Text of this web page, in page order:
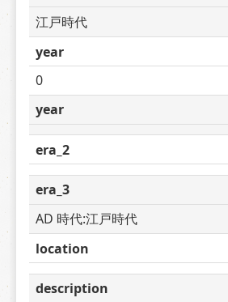
江戸時代
year
0
year
era_2
era_3
AD 時代:江戸時代
location
description